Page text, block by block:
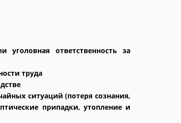
уголовная ответственность за
труда
ситуаций (потеря сознания,
припадки, утопление и